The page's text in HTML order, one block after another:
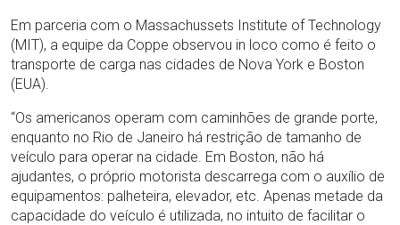
Em parceria com o Massachussets Institute of Technology
(MIT), a equipe da Coppe observou in loco como é feito o
transporte de carga nas cidades de Nova York e Boston
(EUA).
“Os americanos operam com caminhões de grande porte,
enquanto no Rio de Janeiro há restrição de tamanho de
veículo para operar na cidade. Em Boston, não há
ajudantes, o próprio motorista descarrega com o auxílio de
equipamentos: palheteira, elevador, etc. Apenas metade da
capacidade do veículo é utilizada, no intuito de facilitar o